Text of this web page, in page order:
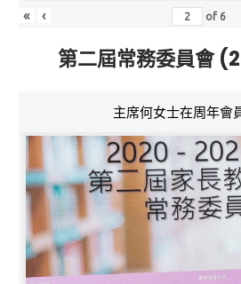
« ‹ of 6
第二屆常務委員會
主席何女士在周年會